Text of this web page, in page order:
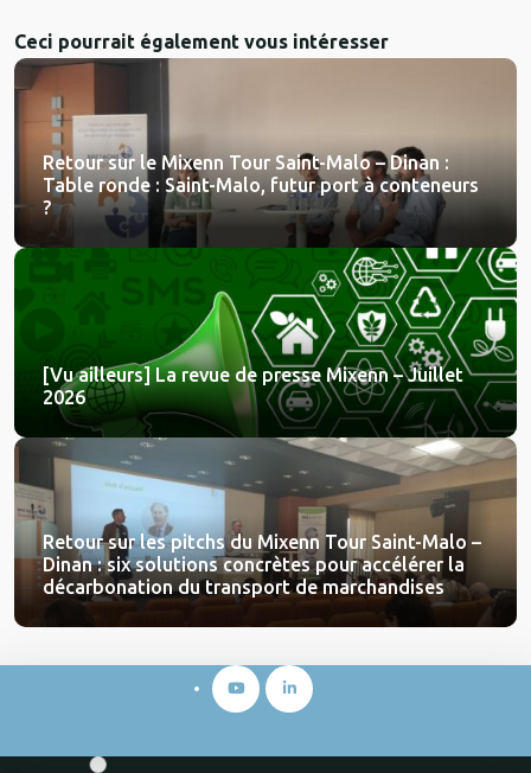
Ceci pourrait également vous intéresser
Retour sur le Mixenn Tour Saint-Malo – Dinan :
Table ronde : Saint-Malo, futur port à conteneurs
?
[Vu ailleurs] La revue de presse Mixenn – Juillet
2026
Retour sur les pitchs du Mixenn Tour Saint-Malo –
Dinan : six solutions concrètes pour accélérer la
décarbonation du transport de marchandises